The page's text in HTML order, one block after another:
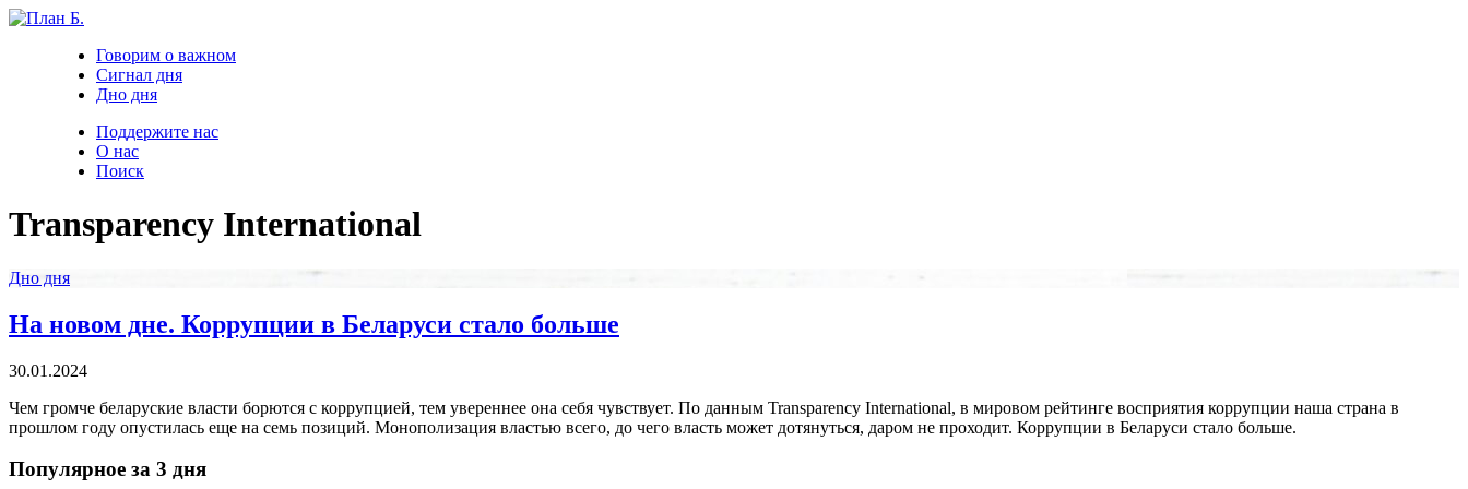
Говорим о важном
Сигнал дня
Дно дня
Поддержите нас
О нас
Поиск
Transparency International
Дно дня
На новом дне. Коррупции в Беларуси стало больше
30.01.2024
Чем громче беларуские власти борются с коррупцией, тем увереннее она себя чувствует. По данным Transparency International, в мировом рейтинге восприятия коррупции наша страна в
прошлом году опустилась еще на семь позиций. Монополизация властью всего, до чего власть может дотянуться, даром не проходит. Коррупции в Беларуси стало больше.
Популярное за 3 дня